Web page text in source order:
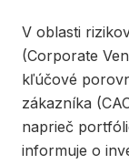
V oblasti
(Corporate
kľúčové
zákazníka
naprieč
informuje o